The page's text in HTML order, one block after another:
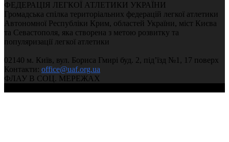
ФЕДЕРАЦІЯ ЛЕГКОЇ АТЛЕТИКИ УКРАЇНИ
Громадська спілка територіальних федерацій легкої атлетики
Автономної Республіки Крим, областей України, міст Києва
та Севастополя, яка створена з метою розвитку та
популяризації легкої атлетики
02140 м. Київ, вул. Бориса Гмирі буд. 2, під’їзд №1, 17 поверх
Контакти: office@uaf.org.ua
ФЛАУ В СОЦ. МЕРЕЖАХ